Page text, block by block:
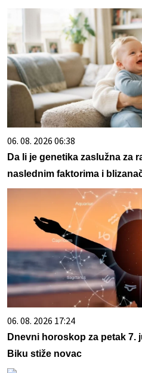
06. 08. 2026 06:38
Da li je genetika zaslužna za
naslednim faktorima i
06. 08. 2026 17:24
Dnevni horoskop za petak 7.
Biku stiže novac